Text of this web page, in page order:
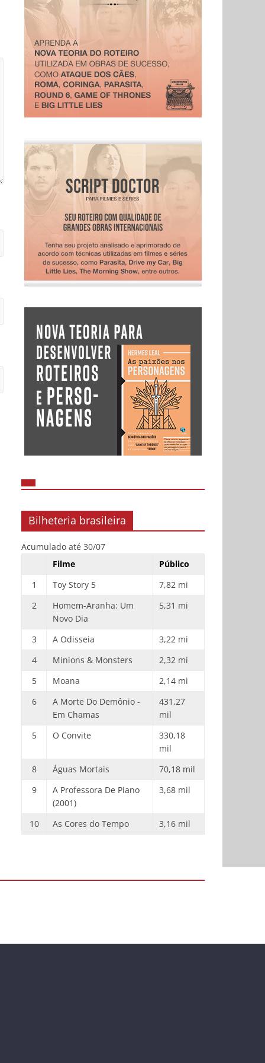
Bilheteria brasileira
Acumulado até 30/07
Filme
Público
1
Toy Story 5
7,82 mi
2
Homem-Aranha: Um
Novo Dia
5,31 mi
3 A Odisseia
3,22 mi
4
Minions & Monsters
2,32 mi
5
Moana
2,14 mi
6
A Morte Do Demônio -
Em Chamas
431,27
mil
5
O Convite
330,18
mil
8
Águas Mortais
70,18 mil
9
A Professora De Piano
(2001)
3,68 mil
10 As Cores do Tempo 3,16 mil